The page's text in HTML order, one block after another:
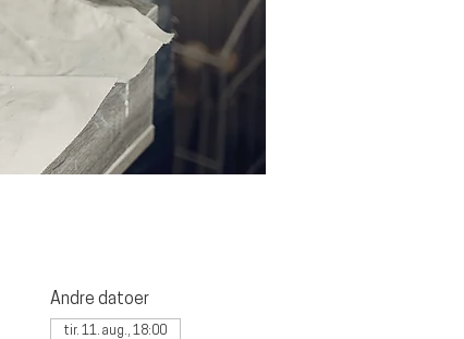
Andre datoer
tir. 11. aug., 18:00